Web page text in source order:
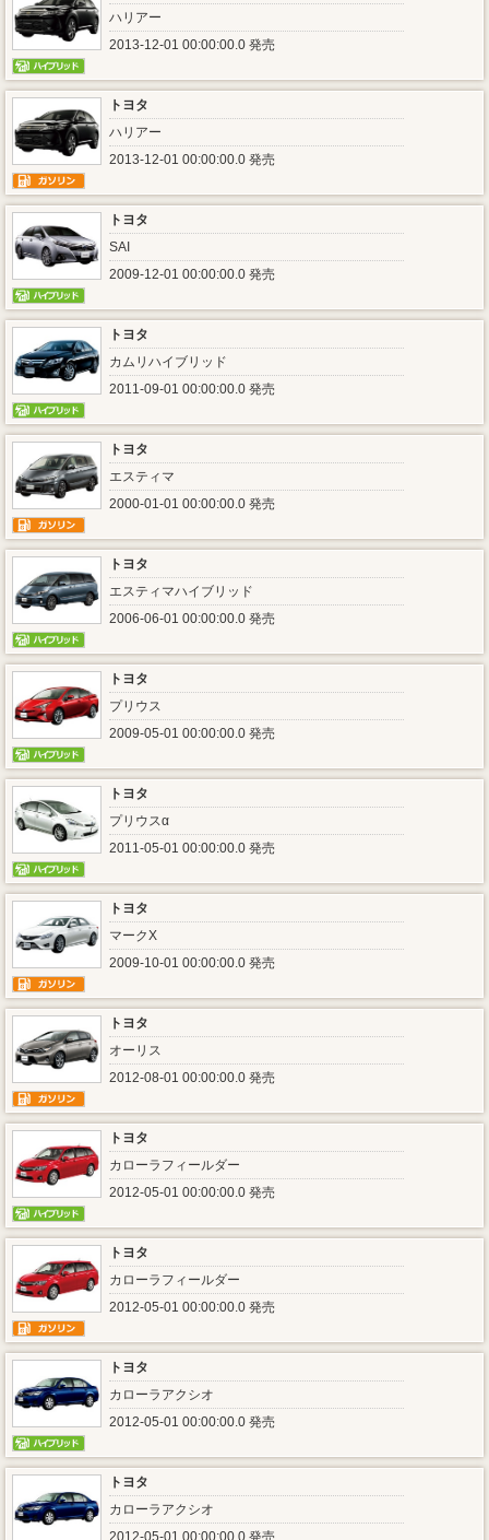
ハリアー
2013-12-01 00:00:00.0 発売
トヨタ
ハリアー
2013-12-01 00:00:00.0 発売
トヨタ
SAI
2009-12-01 00:00:00.0 発売
トヨタ
カムリハイブリッド
2011-09-01 00:00:00.0 発売
トヨタ
エスティマ
2000-01-01 00:00:00.0 発売
トヨタ
エスティマハイブリッド
2006-06-01 00:00:00.0 発売
トヨタ
プリウス
2009-05-01 00:00:00.0 発売
トヨタ
プリウスα
2011-05-01 00:00:00.0 発売
トヨタ
マークX
2009-10-01 00:00:00.0 発売
トヨタ
オーリス
2012-08-01 00:00:00.0 発売
トヨタ
カローラフィールダー
2012-05-01 00:00:00.0 発売
トヨタ
カローラフィールダー
2012-05-01 00:00:00.0 発売
トヨタ
カローラアクシオ
2012-05-01 00:00:00.0 発売
トヨタ
カローラアクシオ
2012-05-01 00:00:00.0 発売